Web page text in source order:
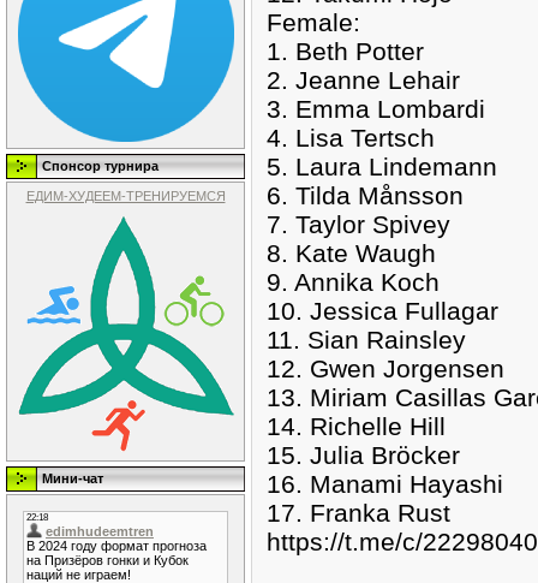
Спонсор турнира
ЕДИМ-ХУДЕЕМ-ТРЕНИРУЕМСЯ
Мини-чат
Female:
1. Beth Potter
2. Jeanne Lehair
3. Emma Lombardi
4. Lisa Tertsch
5. Laura Lindemann
6. Tilda Månsson
7. Taylor Spivey
8. Kate Waugh
9. Annika Koch
10. Jessica Fullagar
11. Sian Rainsley
12. Gwen Jorgensen
13. Miriam Casillas
14. Richelle Hill
15. Julia Bröcker
16. Manami Hayashi
17. Franka Rust
https://t.me/c/